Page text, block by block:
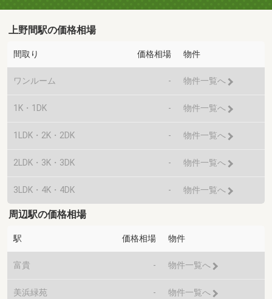
上野間駅の価格相場
間取り 価格相場 物件
ワンルーム - 物件一覧へ
1K・1DK - 物件一覧へ
1LDK・2K・2DK - 物件一覧へ
2LDK・3K・3DK - 物件一覧へ
3LDK・4K・4DK - 物件一覧へ
周辺駅の価格相場
駅 価格相場 物件
富貴 - 物件一覧へ
美浜緑苑 - 物件一覧へ